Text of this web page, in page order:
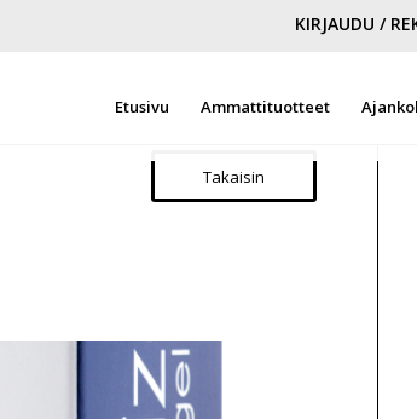
KIRJAUDU /
Etusivu Ammattituotteet
Takaisin